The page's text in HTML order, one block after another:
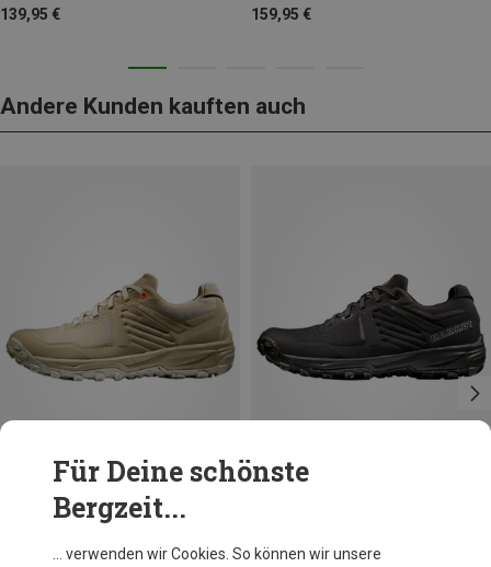
139,95 €
159,95 €
Andere Kunden kauften auch
Du sparst 21%
Für Deine schönste
Bergzeit...
… verwenden wir Cookies. So können wir unsere